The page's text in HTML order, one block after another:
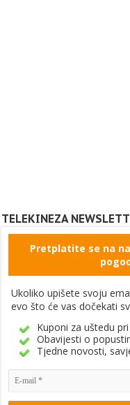
TELEKINEZA
Pretplatite se na
Ukoliko upišete svoju
evo što će vas dočekati
Kuponi za uštedu
Obavijesti o
Tjedne novosti,